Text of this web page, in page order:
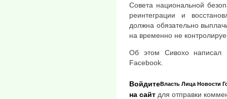
Совета национальной
реинтеграции и
должна обязательно
на временно не
Об этом Сивохо написал
Facebook.
Власть Лица Новости
Войдите
на сайт для отправки